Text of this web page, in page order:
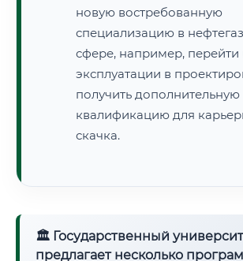
новую востребованную
специализацию в
сфере, например, перейти
эксплуатации в
получить дополнительную
квалификацию для
скачка.
🏛 Государственный
предлагает несколько